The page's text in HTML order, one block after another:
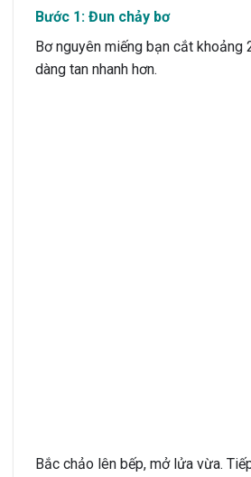
Bước 1: Đun chảy bơ
Bơ nguyên miếng bạn cắt khoảng
dàng tan nhanh hơn.
Bắc chảo lên bếp, mở lửa vừa.